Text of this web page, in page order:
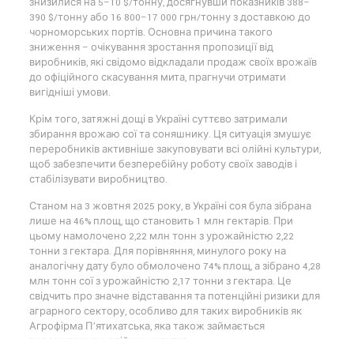
390 $/тонну або 16 800–17 000 грн/тонну з доставкою до
чорноморських портів. Основна причина такого
зниження – очікування зростання пропозиції від
виробників, які свідомо відкладали продаж своїх врожаїв
до офіційного скасування мита, прагнучи отримати
вигідніші умови.
Крім того, затяжні дощі в Україні суттєво затримали
збирання врожаю сої та соняшнику. Ця ситуація змушує
переробників активніше закуповувати всі олійні культури,
щоб забезпечити безперебійну роботу своїх заводів і
стабілізувати виробництво.
Станом на 3 жовтня 2025 року, в Україні соя була зібрана
лише на 46% площ, що становить 1 млн гектарів. При
цьому намолочено 2,22 млн тонн з урожайністю 2,22
тонни з гектара. Для порівняння, минулого року на
аналогічну дату було обмолочено 74% площ, а зібрано 4,28
млн тонн сої з урожайністю 2,17 тонни з гектара. Це
свідчить про значне відставання та потенційні ризики для
аграрного сектору, особливо для таких виробників як
Агрофірма П’ятихатська, яка також займається